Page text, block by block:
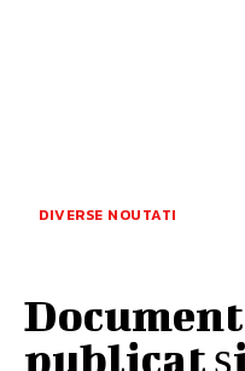
DIVERSE NOUTATI
publicat